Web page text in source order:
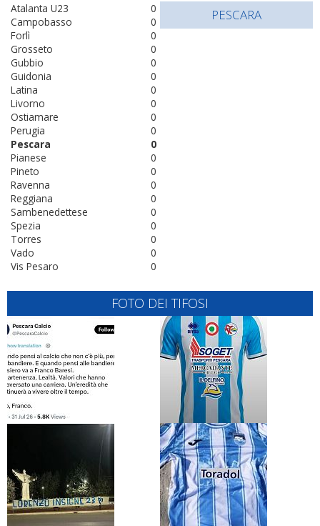
0
Atalanta U23
0
Campobasso
0
Forlì
0
Grosseto
0
Gubbio
0
Guidonia
0
Latina
0
Livorno
0
Ostiamare
0
Perugia
0
Pescara
0
Pianese
0
Pineto
0
Ravenna
0
Reggiana
0
Sambenedettese
0
Spezia
0
Torres
0
Vado
0
Vis Pesaro
PESCARA
FOTO DEI TIFOSI